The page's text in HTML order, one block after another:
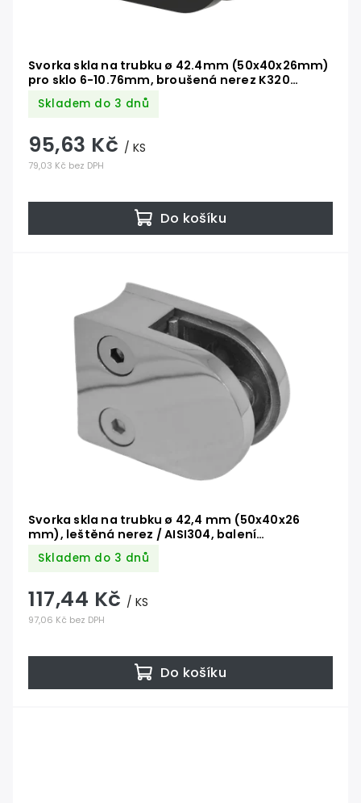
Svorka skla na trubku ø 42.4mm (50x40x26mm)
pro sklo 6-10.76mm, broušená nerez K320
/AISI304, barva: černá, balení neobsahuje
gumičky na sklo
Skladem do 3 dnů
79,03 Kč bez DPH
95,63 Kč / KS
Do košíku
Svorka skla na trubku ø 42,4 mm (50x40x26
mm), leštěná nerez / AISI304, balení
neobsahuje gumičky na sklo
Skladem do 3 dnů
97,06 Kč bez DPH
117,44 Kč / KS
Do košíku